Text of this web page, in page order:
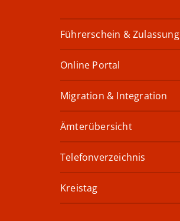
Führerschein & Zulassung
Online Portal
Migration & Integration
Ämterübersicht
Telefonverzeichnis
Kreistag